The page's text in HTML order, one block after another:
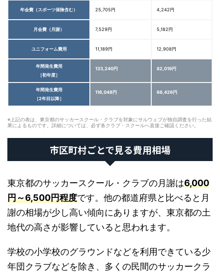
年会費（スポーツ保険含む） 25,705円 4,242円
月会費（月謝） 7,529円 5,182円
ユニフォーム費用 11,189円 12,908円
年間発生費用
［初年度］
133,240円 82,019円
年間発生費用
［2年目以降］
116,048円 66,426円
※上記の表は、東京都のサッカースクール・クラブを対象にサルウェブが独自調査を行った結
果によるものです。詳細については、必ず各クラブ・スクールへ直接ご確認ください。
市区町村ごとで見る費用相場
東京都のサッカースクール・クラブの月謝は6,000
円～6,500円程度です。他の都道府県と比べると月
謝の相場が少し高い傾向にありますが、東京都の土
地代の高さが影響していると思われます。
学校の小学校のグラウンドなどを利用できている少
年団クラブなどを除き、多くの民間のサッカークラ